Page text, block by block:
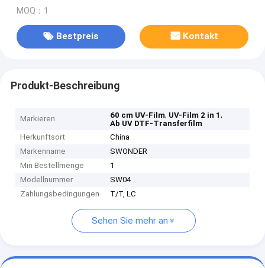
MOQ：1
Bestpreis Kontakt
Produkt-Beschreibung
Markieren 60 cm UV-Film, UV-Film 2 in 1,
Ab UV DTF-Transferfilm
Herkunftsort
China
Markenname
SWONDER
Min Bestellmenge
1
Modellnummer
SW04
Zahlungsbedingungen
T/T, LC
Sehen Sie mehr an